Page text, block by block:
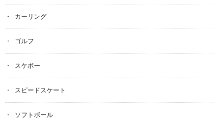
カーリング
ゴルフ
スケボー
スピードスケート
ソフトボール